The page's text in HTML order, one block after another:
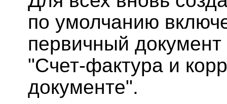
по умолчанию
первичный
"Счет-фактура и
документе".